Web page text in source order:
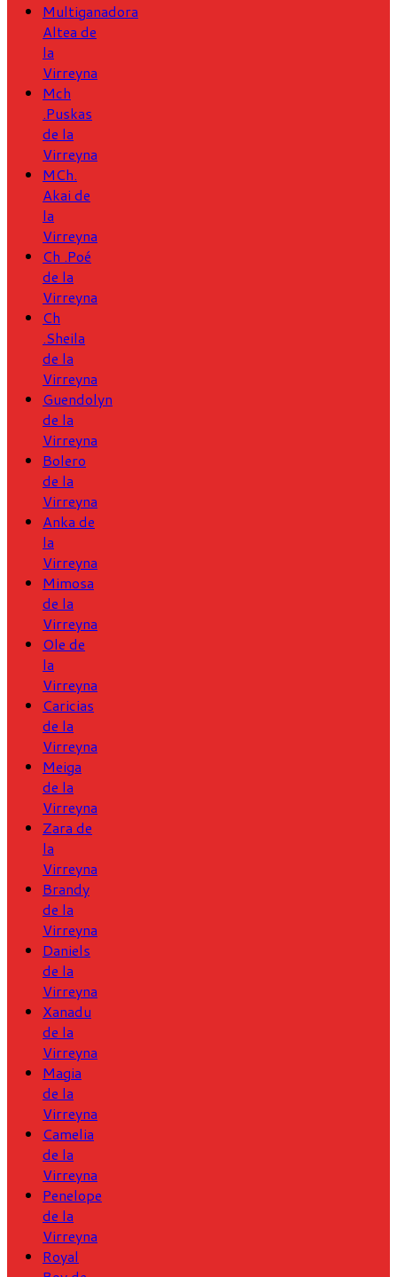
Multiganadora
Altea de
la
Virreyna
Mch
.Puskas
de la
Virreyna
MCh.
Akai de
la
Virreyna
Ch .Poé
de la
Virreyna
Ch
.Sheila
de la
Virreyna
Guendolyn
de la
Virreyna
Bolero
de la
Virreyna
Anka de
la
Virreyna
Mimosa
de la
Virreyna
Ole de
la
Virreyna
Caricias
de la
Virreyna
Meiga
de la
Virreyna
Zara de
la
Virreyna
Brandy
de la
Virreyna
Daniels
de la
Virreyna
Xanadu
de la
Virreyna
Magia
de la
Virreyna
Camelia
de la
Virreyna
Penelope
de la
Virreyna
Royal